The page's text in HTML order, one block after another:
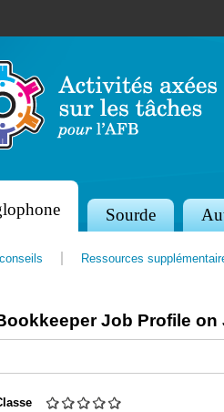
Job Profile on
Sourde
Ressources